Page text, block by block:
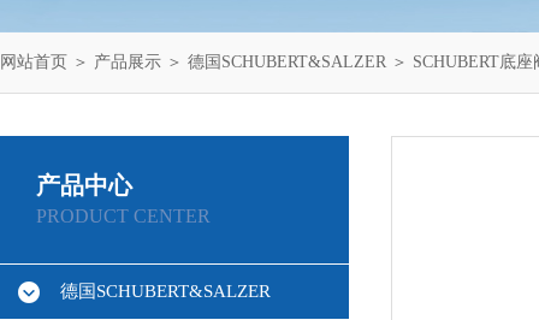
网站首页 ＞ 产品展示 ＞ 德国SCHUBERT&SALZER ＞ SCHUBERT底座
产品中心
PRODUCT CENTER
德国SCHUBERT&SALZER